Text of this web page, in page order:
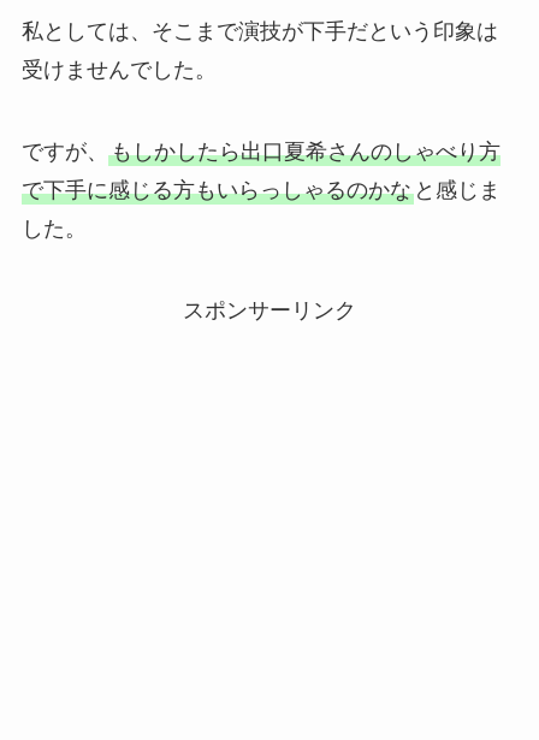
私としては、そこまで演技が下手だという印象は
受けませんでした。
ですが、 もしかしたら出口夏希さんのしゃべり方
で下手に感じる方もいらっしゃるのかなと感じま
した。
スポンサーリンク